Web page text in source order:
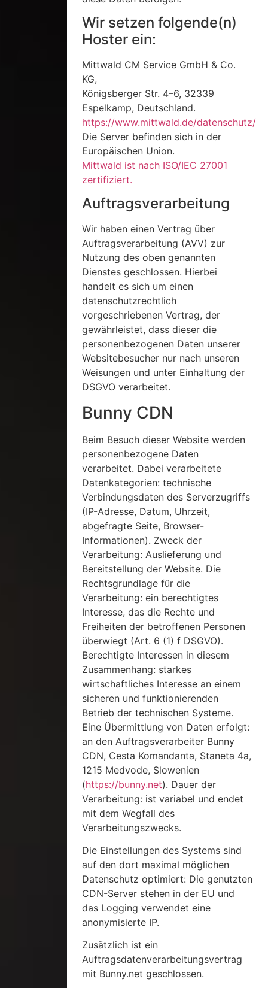
Wir setzen folgende(n)
Hoster ein:
Mittwald CM Service GmbH & Co.
KG,
Königsberger Str. 4–6, 32339
Espelkamp, Deutschland.
https://www.mittwald.de/datenschutz/
Die Server befinden sich in der
Europäischen Union.
Mittwald ist nach ISO/IEC 27001
zertifiziert.
Auftragsverarbeitung
Wir haben einen Vertrag über
Auftragsverarbeitung (AVV) zur
Nutzung des oben genannten
Dienstes geschlossen. Hierbei
handelt es sich um einen
datenschutzrechtlich
vorgeschriebenen Vertrag, der
gewährleistet, dass dieser die
personenbezogenen Daten unserer
Websitebesucher nur nach unseren
Weisungen und unter Einhaltung der
DSGVO verarbeitet.
Bunny CDN
Beim Besuch dieser Website werden
personenbezogene Daten
verarbeitet. Dabei verarbeitete
Datenkategorien: technische
Verbindungsdaten des Serverzugriffs
(IP-Adresse, Datum, Uhrzeit,
abgefragte Seite, Browser-
Informationen). Zweck der
Verarbeitung: Auslieferung und
Bereitstellung der Website. Die
Rechtsgrundlage für die
Verarbeitung: ein berechtigtes
Interesse, das die Rechte und
Freiheiten der betroffenen Personen
überwiegt (Art. 6 (1) f DSGVO).
Berechtigte Interessen in diesem
Zusammenhang: starkes
wirtschaftliches Interesse an einem
sicheren und funktionierenden
Betrieb der technischen Systeme.
Eine Übermittlung von Daten erfolgt:
an den Auftragsverarbeiter Bunny
CDN, Cesta Komandanta, Staneta 4a,
1215 Medvode, Slowenien
(https://bunny.net). Dauer der
Verarbeitung: ist variabel und endet
mit dem Wegfall des
Verarbeitungszwecks.
Die Einstellungen des Systems sind
auf den dort maximal möglichen
Datenschutz optimiert: Die genutzten
CDN-Server stehen in der EU und
das Logging verwendet eine
anonymisierte IP.
Zusätzlich ist ein
Auftragsdatenverarbeitungsvertrag
mit Bunny.net geschlossen.